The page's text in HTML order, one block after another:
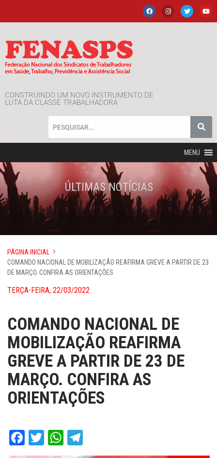
CONSTRUINDO UM NOVO INSTRUMENTO DE
LUTA DA CLASSE TRABALHADORA
MENU
ÚLTIMAS NOTÍCIAS
PÁGINA INICIAL
COMANDO NACIONAL DE MOBILIZAÇÃO REAFIRMA GREVE A PARTIR DE 23
DE MARÇO. CONFIRA AS ORIENTAÇÕES
TERÇA-FEIRA, 22/03/2022
COMANDO NACIONAL DE
MOBILIZAÇÃO REAFIRMA
GREVE A PARTIR DE 23 DE
MARÇO. CONFIRA AS
ORIENTAÇÕES
Facebook
TwitterWhatsApp